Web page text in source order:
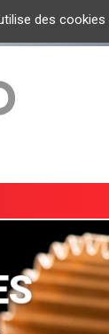
des